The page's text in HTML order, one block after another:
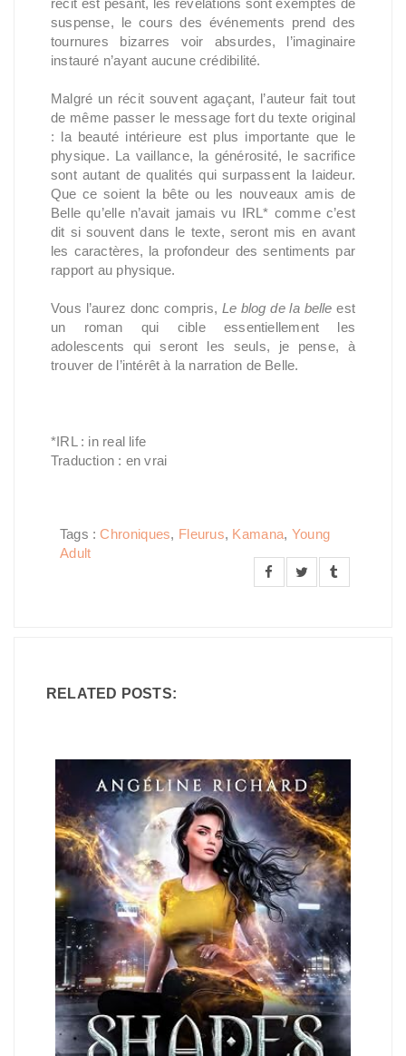
suspense, le cours des événements prend des
tournures bizarres voir absurdes, l’imaginaire
instauré n’ayant aucune crédibilité.
Malgré un récit souvent agaçant, l’auteur fait tout
de même passer le message fort du texte original
: la beauté intérieure est plus importante que le
physique. La vaillance, la générosité, le sacrifice
sont autant de qualités qui surpassent la laideur.
Que ce soient la bête ou les nouveaux amis de
Belle qu’elle n’avait jamais vu IRL* comme c’est
dit si souvent dans le texte, seront mis en avant
les caractères, la profondeur des sentiments par
rapport au physique.
Vous l’aurez donc compris, Le blog de la belleest
un roman qui cible essentiellement les
adolescents qui seront les seuls, je pense, à
trouver de l’intérêt à la narration de Belle.
*IRL : in real life
Traduction : en vrai
Tags :Chroniques, Fleurus, Kamana, Young
Adult
RELATED POSTS: